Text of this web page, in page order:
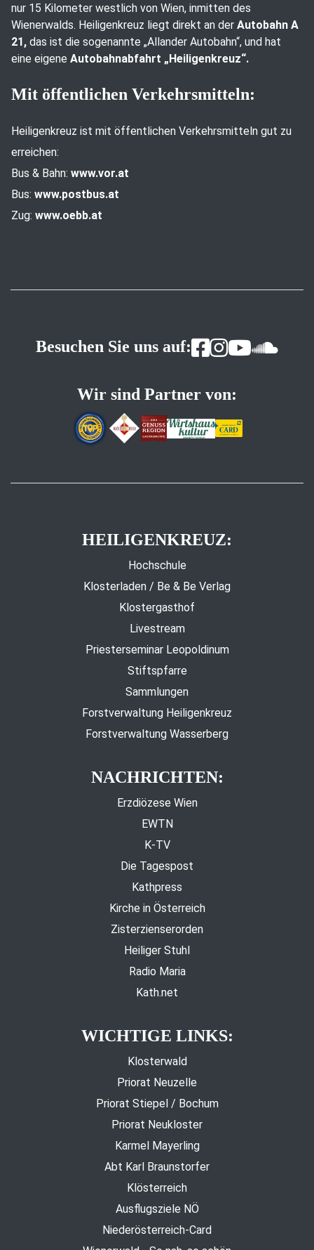
nur 15 Kilometer westlich von Wien, inmitten des
Wienerwalds. Heiligenkreuz liegt direkt an der Autobahn A
21, das ist die sogenannte „Allander Autobahn“, und hat
eine eigene Autobahnabfahrt „Heiligenkreuz“.
Mit öffentlichen Verkehrsmitteln:
Heiligenkreuz ist mit öffentlichen Verkehrsmitteln gut zu
erreichen:
Bus & Bahn: www.vor.at
Bus: www.postbus.at
Zug: www.oebb.at
Besuchen Sie uns auf:
Wir sind Partner von:
HEILIGENKREUZ:
Hochschule
Klosterladen / Be & Be Verlag
Klostergasthof
Livestream
Priesterseminar Leopoldinum
Stiftspfarre
Sammlungen
Forstverwaltung Heiligenkreuz
Forstverwaltung Wasserberg
NACHRICHTEN:
Erzdiözese Wien
EWTN
K-TV
Die Tagespost
Kathpress
Kirche in Österreich
Zisterzienserorden
Heiliger Stuhl
Radio Maria
Kath.net
WICHTIGE LINKS:
Klosterwald
Priorat Neuzelle
Priorat Stiepel / Bochum
Priorat Neukloster
Karmel Mayerling
Abt Karl Braunstorfer
Klösterreich
Ausflugsziele NÖ
Niederösterreich-Card